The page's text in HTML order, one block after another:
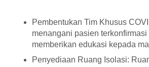
Pembentukan Tim Khusus
menangani pasien terkonfirmasi
memberikan edukasi kepada
Penyediaan Ruang Isolasi: